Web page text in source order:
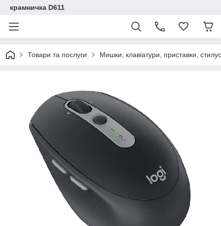
крамничка D611
Товари та послуги Мишки, клавіатури, приставки,